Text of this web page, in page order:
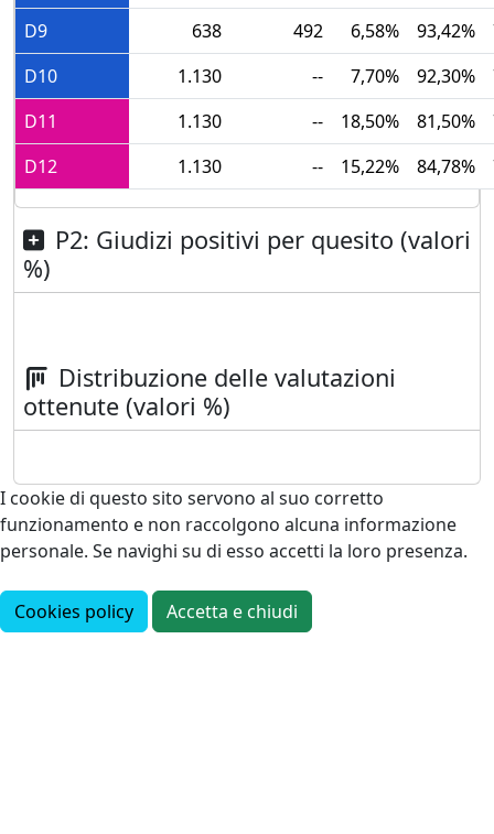
D9
638 492 6,58% 93,42%
D10
1.130 -- 7,70% 92,30%
D11
1.130 -- 18,50% 81,50%
D12
1.130 -- 15,22% 84,78%
P2: Giudizi positivi per quesito (valori
%)
Distribuzione delle valutazioni
ottenute (valori %)
I cookie di questo sito servono al suo corretto
funzionamento e non raccolgono alcuna informazione
personale. Se navighi su di esso accetti la loro presenza.
Cookies policy Accetta e chiudi